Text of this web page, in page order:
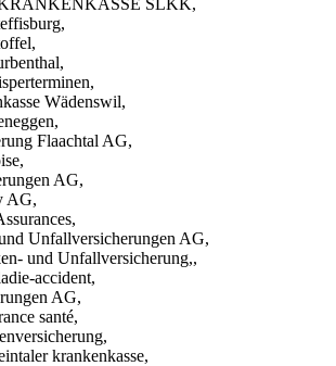
Wädenswil,
Flaachtal AG,
AG,
AG,
Unfallversicherungen AG,
und Unfallversicherung,,
accident,
AG,
santé,
krankenkasse,